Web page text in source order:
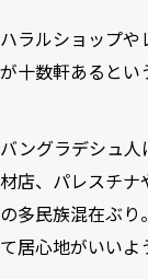
ハラルショップ
が十数軒あるとい
バングラデシュ
材店、パレスチナ
の多民族混在ぶり
て居心地がいいよ